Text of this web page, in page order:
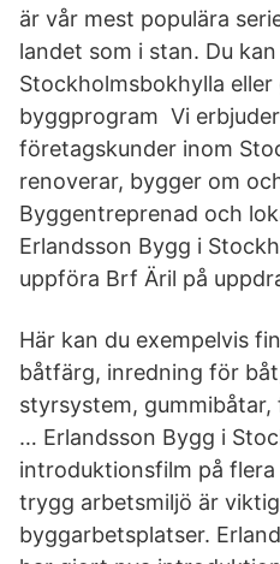
är vår mest populära
landet som i stan. Du
Stockholmsbokhylla
byggprogram Vi
företagskunder inom
renoverar, bygger om
Byggentreprenad och
Erlandsson Bygg i
uppföra Brf Äril på
Här kan du exempelvis
båtfärg, inredning för
styrsystem,
… Erlandsson Bygg i
introduktionsfilm på flera
trygg arbetsmiljö är
byggarbetsplatser.